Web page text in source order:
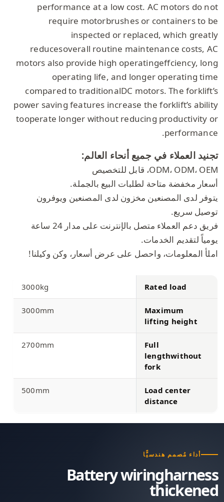
performance at a low cost. AC motors do not
require motorbrushes or containers to be
inspected or replaced, which greatly
reducesoverall routine maintenance costs, AC
motors also provide high operatingeffciency, long
operating life, and longer operating time
compared to traditionalDC motors. The forklift’s
power saving features increase the forklift’s ability
tooperate longer without reducing productivity or
performance.
تجنيد العملاء في جميع أنحاء العالم:
ODM، ODM، OEM، قابل للتخصيص
أسعار مخفضة متاحة لطلبات البيع بالجملة.
يتوفر لدى المصنعين مخزون لدى المصنعين ويوفرون
توصيل سريع.
فريق دعم العملاء متصل بالإنترنت على مدار 24 ساعة
يومياً لتقديم الخدمات.
املأ المعلومات، واحصل على عرض أسعار، وكن وكيلنا!
Rated load
3000kg
Maximum
lifting height
3000mm
Full
lengthwithout
fork
2700mm
Load center
distance
500mm
أداء مُصمم هندسيًّا
Battery wiringharness
thickened